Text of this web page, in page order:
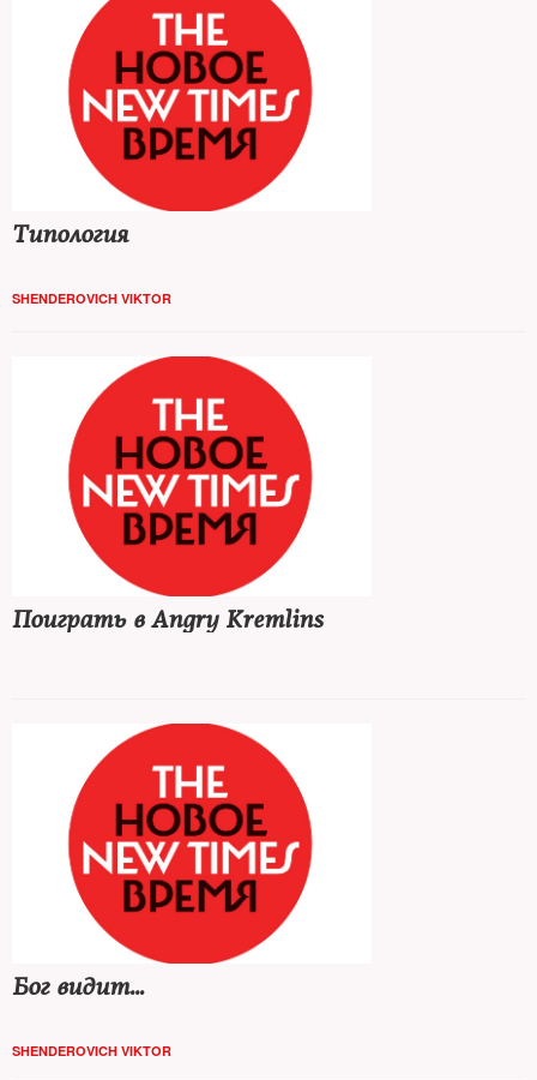
Типология
SHENDEROVICH VIKTOR
Поиграть в Angry Kremlins
Бог видит…
SHENDEROVICH VIKTOR